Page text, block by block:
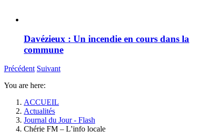
Davézieux : Un incendie en cours dans la
commune
Précédent Suivant
You are here:
ACCUEIL
Actualités
Journal du Jour - Flash
Chérie FM – L’info locale